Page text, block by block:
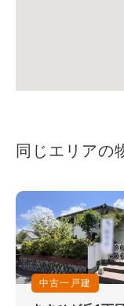
同じエリアの
中古一戸建